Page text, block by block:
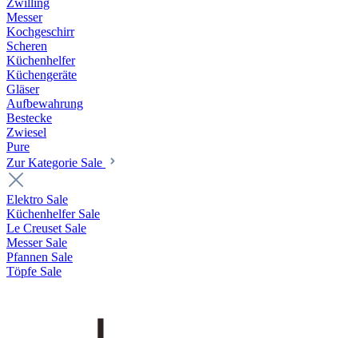
Zwilling
Messer
Kochgeschirr
Scheren
Küchenhelfer
Küchengeräte
Gläser
Aufbewahrung
Bestecke
Zwiesel
Pure
Zur Kategorie Sale
Elektro Sale
Küchenhelfer Sale
Le Creuset Sale
Messer Sale
Pfannen Sale
Töpfe Sale